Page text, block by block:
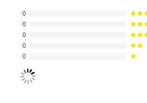
0
0
0
0
0